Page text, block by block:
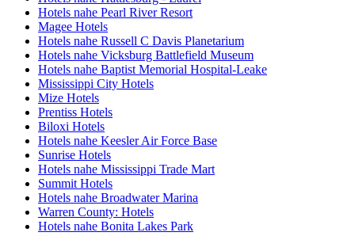
Hotels nahe Pearl River Resort
Magee Hotels
Hotels nahe Russell C Davis Planetarium
Hotels nahe Vicksburg Battlefield Museum
Hotels nahe Baptist Memorial Hospital-Leake
Mississippi City Hotels
Mize Hotels
Prentiss Hotels
Biloxi Hotels
Hotels nahe Keesler Air Force Base
Sunrise Hotels
Hotels nahe Mississippi Trade Mart
Summit Hotels
Hotels nahe Broadwater Marina
Warren County: Hotels
Hotels nahe Bonita Lakes Park